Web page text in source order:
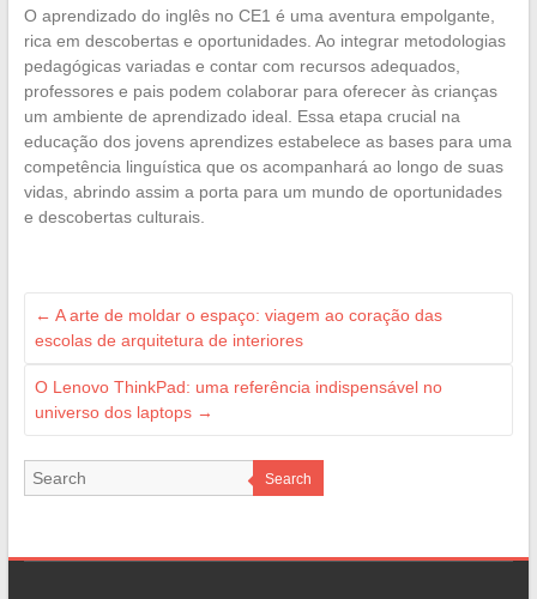
O aprendizado do inglês no CE1 é uma aventura empolgante,
rica em descobertas e oportunidades. Ao integrar metodologias
pedagógicas variadas e contar com recursos adequados,
professores e pais podem colaborar para oferecer às crianças
um ambiente de aprendizado ideal. Essa etapa crucial na
educação dos jovens aprendizes estabelece as bases para uma
competência linguística que os acompanhará ao longo de suas
vidas, abrindo assim a porta para um mundo de oportunidades
e descobertas culturais.
← A arte de moldar o espaço: viagem ao coração das
escolas de arquitetura de interiores
O Lenovo ThinkPad: uma referência indispensável no
universo dos laptops →
Search